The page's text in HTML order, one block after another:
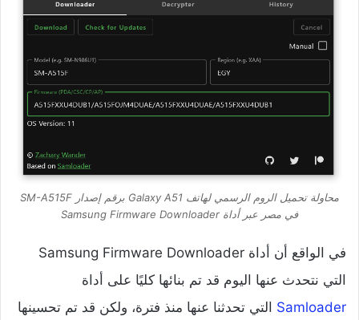
محاولة تحميل الروم الرسمي لهاتف Galaxy A51 برقم إصدار SM-A515F
في مصر عبر أداة Samsung Firmware Downloader
في الواقع أن أداة Samsung Firmware Downloader
التي نتحدث عنها اليوم قد تم بنائها كليًا على أداة
Samloader التي تحدثنا عنها منذ فترة، ولكن قد تم تحسينها